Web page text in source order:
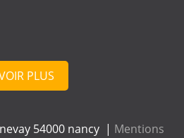
PLUS
54000 nancy | Mentions